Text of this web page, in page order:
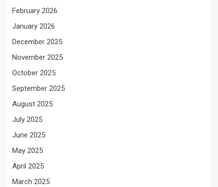
February 2026
January 2026
December 2025
November 2025
October 2025
September 2025
August 2025
July 2025
June 2025
May 2025
April 2025
March 2025